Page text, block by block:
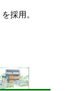
採用。